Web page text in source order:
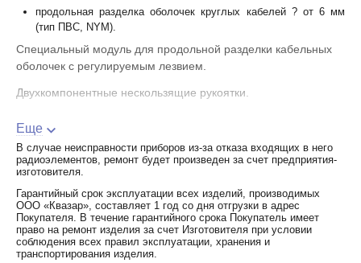
продольная разделка оболочек круглых кабелей ? от 6 мм
(тип ПВС, NYM).
Специальный модуль для продольной разделки кабельных
оболочек с регулируемым лезвием.
Двухкомпонентные нескользящие рукоятки.
Вес: 175 г.
Длина: 165 мм.
Еще
В случае неисправности приборов из-за отказа входящих в него
радиоэлементов, ремонт будет произведен за счет предприятия-
изготовителя.
Гарантийный срок эксплуатации всех изделий, производимых
ООО «Квазар», составляет 1 год со дня отгрузки в адрес
Покупателя. В течение гарантийного срока Покупатель имеет
право на ремонт изделия за счет Изготовителя при условии
соблюдения всех правил эксплуатации, хранения и
транспортирования изделия.